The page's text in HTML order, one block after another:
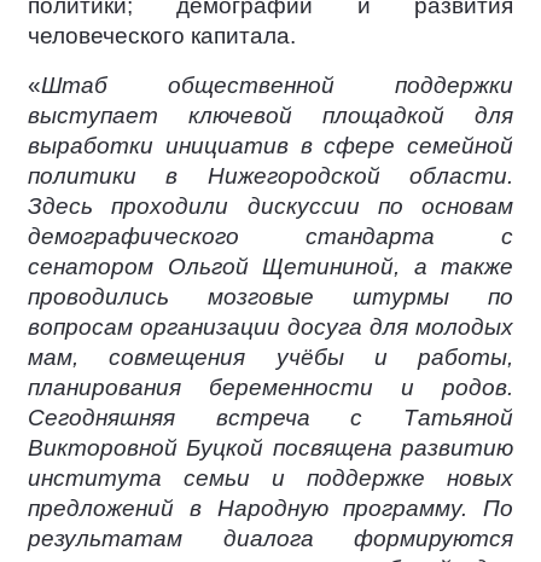
политики; демографии и развития
человеческого капитала.
«Штаб общественной поддержки
выступает ключевой площадкой для
выработки инициатив в сфере семейной
политики в Нижегородской области.
Здесь проходили дискуссии по основам
демографического стандарта с
сенатором Ольгой Щетининой, а также
проводились мозговые штурмы по
вопросам организации досуга для молодых
мам, совмещения учёбы и работы,
планирования беременности и родов.
Сегодняшняя встреча с Татьяной
Викторовной Буцкой посвящена развитию
института семьи и поддержке новых
предложений в Народную программу. По
результатам диалога формируются